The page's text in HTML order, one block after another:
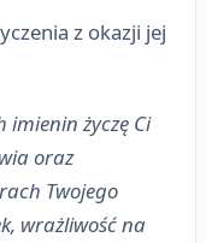
z okazji jej
imienin życzę Ci
oraz
Twojego
wrażliwość na